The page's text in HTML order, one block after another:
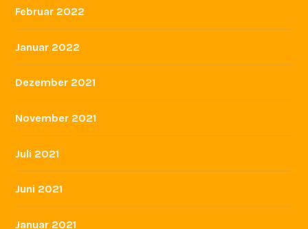
Februar 2022
Januar 2022
Dezember 2021
November 2021
Juli 2021
Juni 2021
Januar 2021